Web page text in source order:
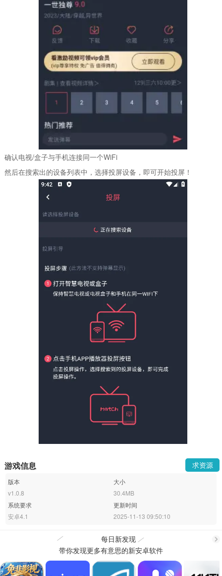
确认电视/盒子与手机连接同一个WiFi
然后在搜索出的设备列表中，选择投屏设备，即可开始投屏！
游戏信息 求资源
版本
v1.0.8
大小
30.4MB
系统要求
安卓4.1
更新时间
2025-11-13 09:50:10
每日新发现
带你发现更多有意思的新安卓软件